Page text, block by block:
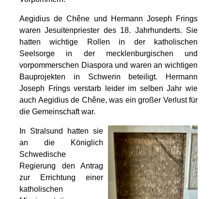
Aegidius de Chêne und Hermann Joseph Frings
waren Jesuitenpriester des 18. Jahrhunderts. Sie
hatten wichtige Rollen in der katholischen
Seelsorge in der mecklenburgischen und
vorpommerschen Diaspora und waren an wichtigen
Bauprojekten in Schwerin beteiligt. Hermann
Joseph Frings verstarb leider im selben Jahr wie
auch Aegidius de Chêne, was ein großer Verlust für
die Gemeinschaft war.
In Stralsund hatten sie
an die Königlich
Schwedische
Regierung den Antrag
zur Errichtung einer
katholischen